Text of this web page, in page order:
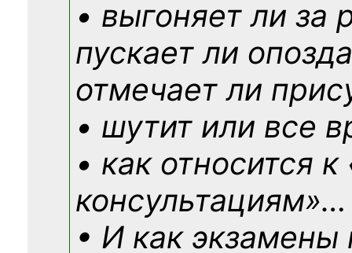
• выгоняет ли за
пускает ли
отмечает ли
• шутит или все
• как относится
консультациям»…
• И как экзамены